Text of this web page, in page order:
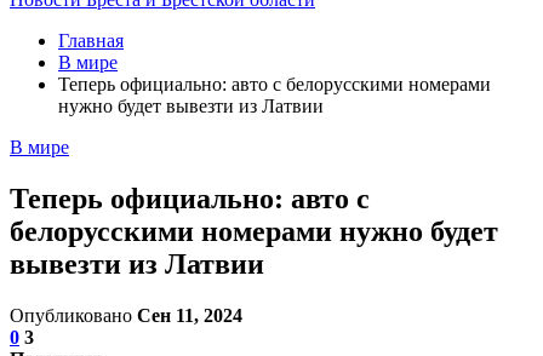
Главная
В мире
Теперь официально: авто с белорусскими номерами
нужно будет вывезти из Латвии
В мире
Теперь официально: авто с
белорусскими номерами нужно будет
вывезти из Латвии
Опубликовано Сен 11, 2024
0 3